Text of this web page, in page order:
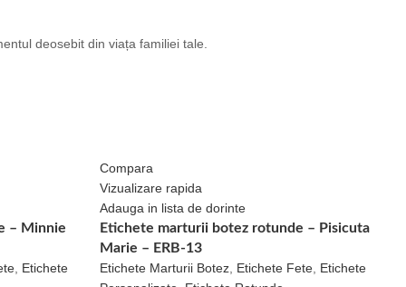
deosebit din viața familiei tale.
– Minnie
Etichete
Compara
Vizualizare rapida
Adauga in lista de dorinte
Etichete marturii botez rotunde – Pisicuta
Marie – ERB-13
Etichete Marturii Botez, Etichete Fete, Etichete